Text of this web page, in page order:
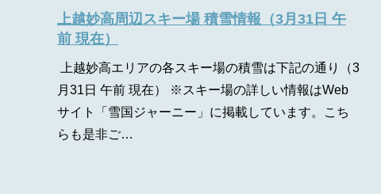
上越妙高周辺スキー場 積雪情報（3月31日 午
前 現在）
上越妙高エリアの各スキー場の積雪は下記の通り（3
月31日 午前 現在） ※スキー場の詳しい情報はWeb
サイト「雪国ジャーニー」に掲載しています。こち
らも是非ご…